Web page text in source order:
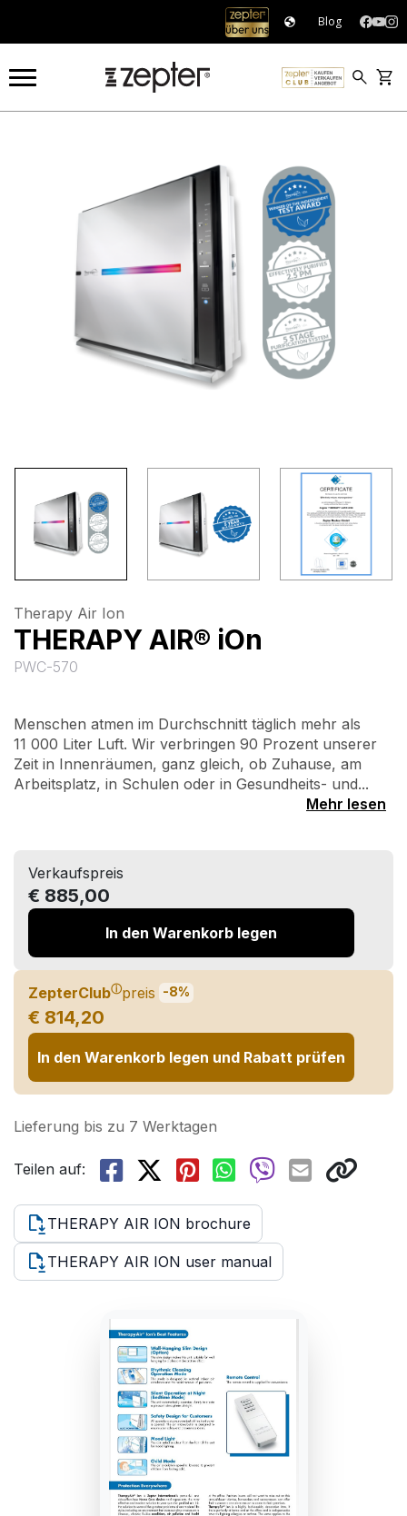
Blog
Therapy Air Ion
THERAPY AIR® iOn
PWC-570
Menschen atmen im Durchschnitt täglich mehr als
11 000 Liter Luft. Wir verbringen 90 Prozent unserer
Zeit in Innenräumen, ganz gleich, ob Zuhause, am
Arbeitsplatz, in Schulen oder in Gesundheits- und...
Mehr lesen
Verkaufspreis
€ 885,00
In den Warenkorb legen
ZepterClubⓘpreis -8%
€ 814,20
In den Warenkorb legen und Rabatt prüfen
Lieferung bis zu 7 Werktagen
Teilen auf:
THERAPY AIR ION brochure
THERAPY AIR ION user manual